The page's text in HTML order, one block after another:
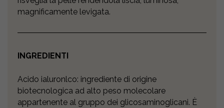
magnificamente levigata.
INGREDIENTI
Acido ialuronlco: ingrediente di origine
biotecnologica ad alto peso molecolare
appartenente al gruppo dei glicosaminoglicani. È